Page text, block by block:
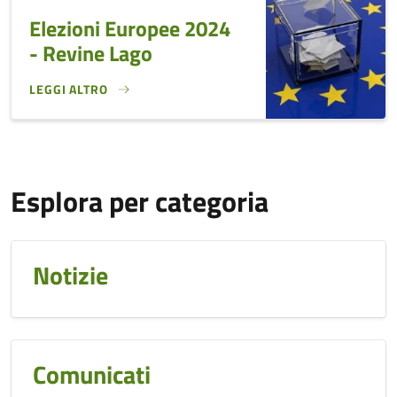
Elezioni Europee 2024
- Revine Lago
LEGGI ALTRO
ELEZIONI EUROPEE 2024 - REVINE LAGO}
Esplora per categoria
Notizie
Comunicati